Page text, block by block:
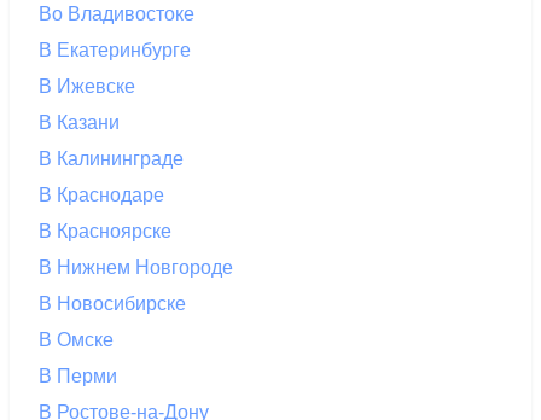
Во Владивостоке
В Екатеринбурге
В Ижевске
В Казани
В Калининграде
В Краснодаре
В Красноярске
В Нижнем Новгороде
В Новосибирске
В Омске
В Перми
В Ростове-на-Дону